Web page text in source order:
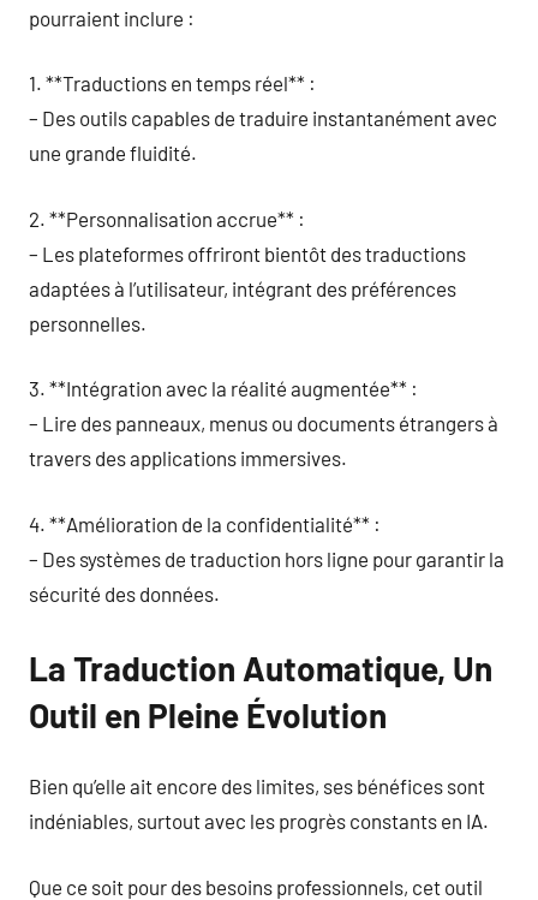
pourraient inclure :
1. **Traductions en temps réel** :
– Des outils capables de traduire instantanément avec
une grande fluidité.
2. **Personnalisation accrue** :
– Les plateformes offriront bientôt des traductions
adaptées à l’utilisateur, intégrant des préférences
personnelles.
3. **Intégration avec la réalité augmentée** :
– Lire des panneaux, menus ou documents étrangers à
travers des applications immersives.
4. **Amélioration de la confidentialité** :
– Des systèmes de traduction hors ligne pour garantir la
sécurité des données.
La Traduction Automatique, Un
Outil en Pleine Évolution
Bien qu’elle ait encore des limites, ses bénéfices sont
indéniables, surtout avec les progrès constants en IA.
Que ce soit pour des besoins professionnels, cet outil